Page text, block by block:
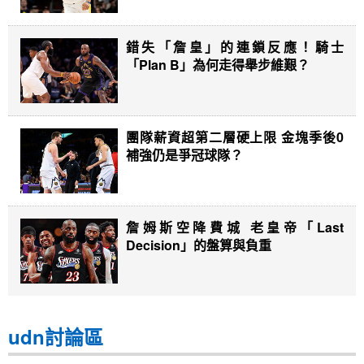
錯失「詹皇」的連鎖反應！騎士
「Plan B」為何走得舉步維艱？
團隊薪資超第二層硬上限 金塊季後0
補強仍是爭冠球隊？
詹姆斯空降費城 老皇帝「Last
Decision」的盤算與負重
udn討論區